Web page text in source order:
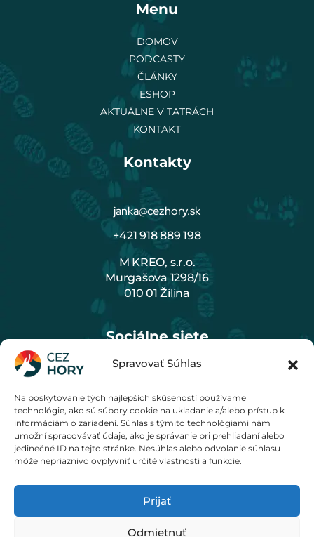
Spravovať Súhlas
Na poskytovanie tých najlepších skúseností používame
technológie, ako sú súbory cookie na ukladanie a/alebo prístup k
informáciám o zariadení. Súhlas s týmito technológiami nám
umožní spracovávať údaje, ako je správanie pri prehliadaní alebo
jedinečné ID na tejto stránke. Nesúhlas alebo odvolanie súhlasu
môže nepriaznivo ovplyvniť určité vlastnosti a funkcie.
Prijať
Odmietnuť
Menu
DOMOV
PODCASTY
ČLÁNKY
ESHOP
AKTUÁLNE V TATRÁCH
KONTAKT
Kontakty
janka@cezhory.sk
+421 918 889 198
M KREO, s.r.o.
Murgašova 1298/16
010 01 Žilina
Sociálne siete
Cenník
© 2020 - 2026 M KREO, s. r. o.